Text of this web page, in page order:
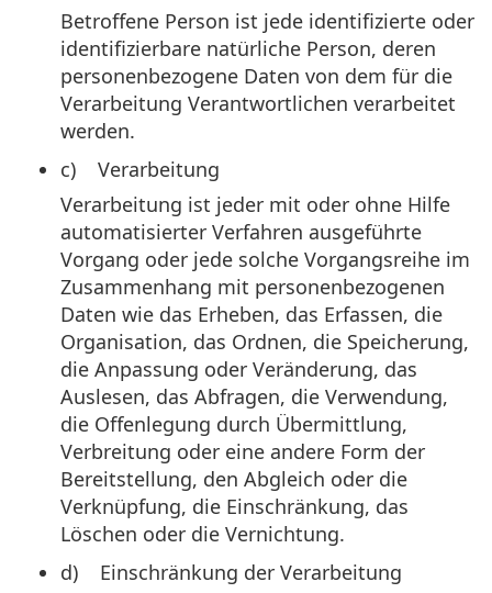
Betroffene Person ist jede identifizierte oder
identifizierbare natürliche Person, deren
personenbezogene Daten von dem für die
Verarbeitung Verantwortlichen verarbeitet
werden.
c) Verarbeitung
Verarbeitung ist jeder mit oder ohne Hilfe
automatisierter Verfahren ausgeführte
Vorgang oder jede solche Vorgangsreihe im
Zusammenhang mit personenbezogenen
Daten wie das Erheben, das Erfassen, die
Organisation, das Ordnen, die Speicherung,
die Anpassung oder Veränderung, das
Auslesen, das Abfragen, die Verwendung,
die Offenlegung durch Übermittlung,
Verbreitung oder eine andere Form der
Bereitstellung, den Abgleich oder die
Verknüpfung, die Einschränkung, das
Löschen oder die Vernichtung.
d) Einschränkung der Verarbeitung